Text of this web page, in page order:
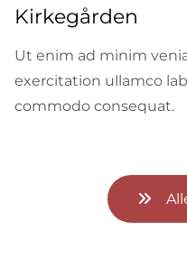
Kirkegården
Ut enim ad minim
exercitation ullamco
commodo consequat.